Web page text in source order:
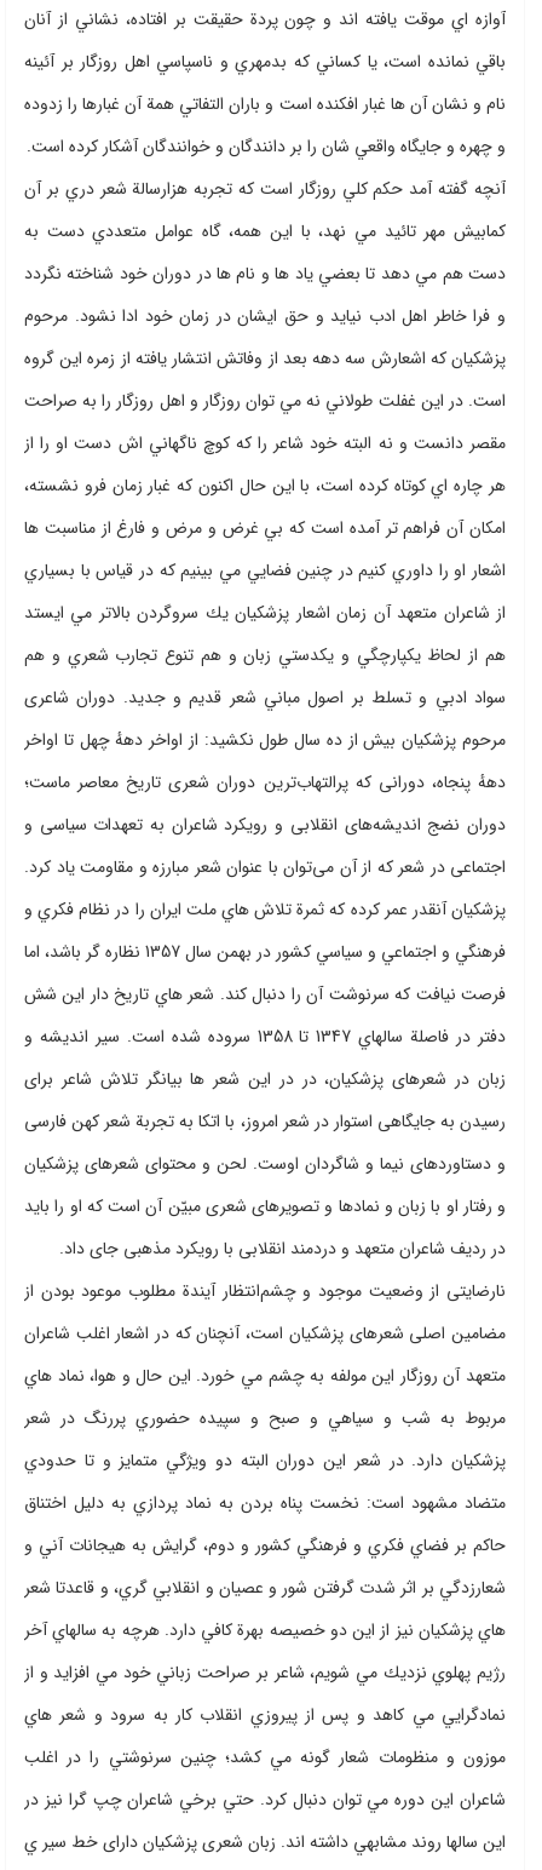
آوازه اي موقت يافته اند و چون پردة حقيقت بر افتاده، نشاني از آنان
باقي نمانده است، يا كساني كه بدمهري و ناسپاسي اهل روزگار بر آئينه
نام و نشان آن ها غبار افكنده است و باران التفاتي همة آن غبارها را زدوده
و چهره و جايگاه واقعي شان را بر دانندگان و خوانندگان آشكار كرده است.
آنچه گفته آمد حكم كلي روزگار است كه تجربه هزارسالة شعر دري بر آن
كمابيش مهر تائيد مي نهد، با اين همه، گاه عوامل متعددي دست به
دست هم مي دهد تا بعضي ياد ها و نام ها در دوران خود شناخته نگردد
و فرا خاطر اهل ادب نيايد و حق ايشان در زمان خود ادا نشود. مرحوم
پزشكيان كه اشعارش سه دهه بعد از وفاتش انتشار يافته از زمره اين گروه
است. در اين غفلت طولاني نه مي توان روزگار و اهل روزگار را به صراحت
مقصر دانست و نه البته خود شاعر را كه كوچ ناگهاني اش دست او را از
هر چاره اي كوتاه كرده است، با اين حال اكنون كه غبار زمان فرو نشسته،
امكان آن فراهم تر آمده است كه بي غرض و مرض و فارغ از مناسبت ها
اشعار او را داوري كنيم در چنين فضايي مي بينيم كه در قياس با بسياري
از شاعران متعهد آن زمان اشعار پزشكيان يك سروگردن بالاتر مي ايستد
هم از لحاظ يكپارچگي و يكدستي زبان و هم تنوع تجارب شعري و هم
سواد ادبي و تسلط بر اصول مباني شعر قديم و جديد. دوران شاعری
مرحوم پزشکیان بیش از ده سال طول نکشید: از اواخر دههٔ چهل تا اواخر
دههٔ پنجاه، دورانی که پرالتهاب‌ترین دوران شعری تاریخ معاصر ماست؛
دوران نضج اندیشه‌های انقلابی و رویکرد شاعران به تعهدات سیاسی و
اجتماعی در شعر که از آن می‌توان با عنوان شعر مبارزه و مقاومت یاد کرد.
پزشكيان آنقدر عمر كرده كه ثمرة تلاش هاي ملت ايران را در نظام فكري و
فرهنگي و اجتماعي و سياسي كشور در بهمن سال 1357 نظاره گر باشد، اما
فرصت نيافت كه سرنوشت آن را دنبال كند. شعر هاي تاريخ دار اين شش
دفتر در فاصلة سالهاي 1347 تا 1358 سروده شده است. سیر اندیشه و
زبان در شعرهای پزشکیان، در در اين شعر ها بیانگر تلاش شاعر برای
رسیدن به جایگاهی استوار در شعر امروز، با اتکا به تجربة شعر کهن فارسی
و دستاوردهای نیما و شاگردان اوست. لحن و محتوای شعرهای پزشکیان
و رفتار او با زبان و نمادها و تصویرهای شعری مبیّن آن است که او را باید
در ردیف شاعران متعهد و دردمند انقلابی با رویکرد مذهبی جای داد.
نارضایتی از وضعیت موجود و چشم‌انتظار آیندة مطلوب موعود بودن از
مضامین اصلی شعرهای پزشکیان است، آنچنان كه در اشعار اغلب شاعران
متعهد آن روزگار اين مولفه به چشم مي خورد. اين حال و هوا،‌ نماد هاي
مربوط به شب و سياهي و صبح و سپيده حضوري پررنگ در شعر
پزشكيان دارد. در شعر اين دوران البته دو ويژگي متمايز و تا حدودي
متضاد مشهود است: نخست پناه بردن به نماد پردازي به دليل اختناق
حاكم بر فضاي فكري و فرهنگي كشور و دوم، گرايش به هيجانات آني و
شعارزدگي بر اثر شدت گرفتن شور و عصيان و انقلابي گري، و قاعدتا شعر
هاي پزشكيان نيز از اين دو خصيصه بهرة كافي دارد. هرچه به سالهاي آخر
رژيم پهلوي نزديك مي شويم، شاعر بر صراحت زباني خود مي افزايد و از
نمادگرايي مي كاهد و پس از پيروزي انقلاب كار به سرود و شعر هاي
موزون و منظومات شعار گونه مي كشد؛ چنين سرنوشتي را در اغلب
شاعران اين دوره مي توان دنبال كرد. حتي برخي شاعران چپ گرا نيز در
اين سالها روند مشابهي داشته اند. زبان شعری پزشكيان دارای خط سیر ي